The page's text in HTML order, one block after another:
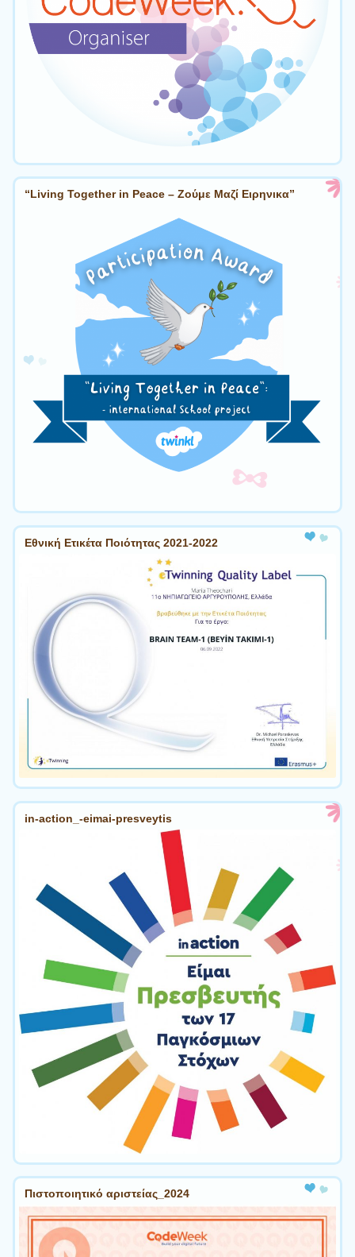
“Living Together in Peace – Ζούμε Μαζί Ειρηνικα”
Εθνική Ετικέτα Ποιότητας 2021-2022
in-action_-eimai-presveytis
Πιστοποιητικό αριστείας_2024